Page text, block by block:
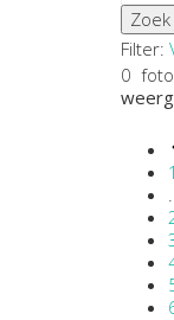
Zoek
Filter:
0
1